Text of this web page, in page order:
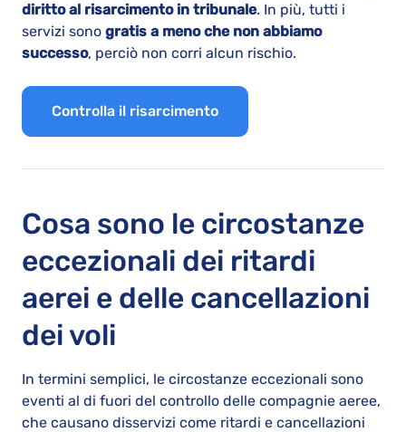
diritto al risarcimento in tribunale. In più, tutti i
servizi sono gratis a meno che non abbiamo
successo, perciò non corri alcun rischio.
Controlla il risarcimento
Cosa sono le circostanze
eccezionali dei ritardi
aerei e delle cancellazioni
dei voli
In termini semplici, le circostanze eccezionali sono
eventi al di fuori del controllo delle compagnie aeree,
che causano disservizi come ritardi e cancellazioni